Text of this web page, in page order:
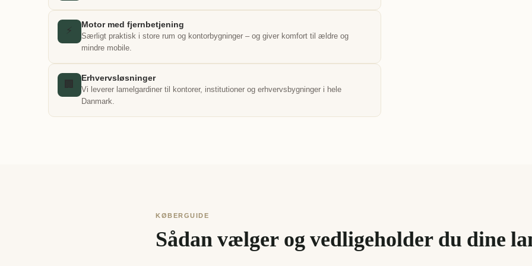
⚡
Motor med fjernbetjening
Særligt praktisk i store rum og kontorbygninger – og giver komfort til ældre og
mindre mobile.
Erhvervsløsninger
Vi leverer lamelgardiner til kontorer, institutioner og erhvervsbygninger i hele
Danmark.
KØBERGUIDE
Sådan vælger og vedligeholder du dine